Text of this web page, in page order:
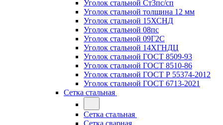
Уголок стальной Ст3пс/сп
Уголок стальной толщина 12 мм
Уголок стальной 15ХСНД
Уголок стальной 08пс
Уголок стальной 09Г2С
Уголок стальной 14ХГНДЦ
Уголок стальной ГОСТ 8509-93
Уголок стальной ГОСТ 8510-86
Уголок стальной ГОСТ Р 55374-2012
Уголок стальной ГОСТ 6713-2021
Сетка стальная
Сетка стальная
Сетка сварная